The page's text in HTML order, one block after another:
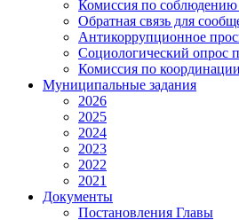
Комиссия по соблюдению
Обратная связь для
Антикоррупционное
Социологический опрос
Комиссия по
Муниципальные задания
2026
2025
2024
2023
2022
2021
Документы
Постановления Главы